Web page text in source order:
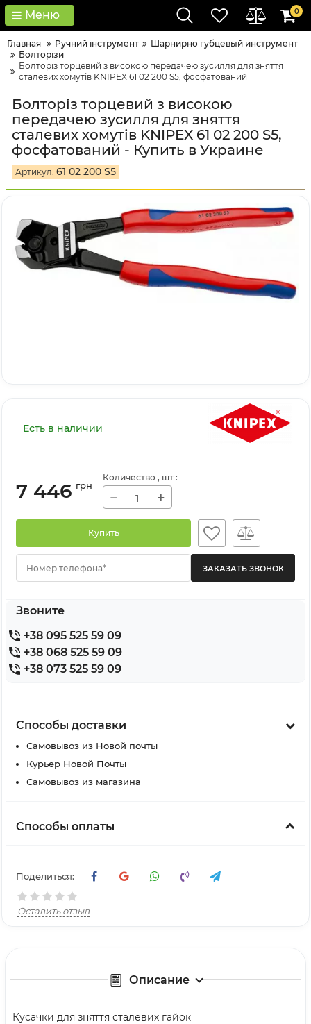
Меню 0
Главная Ручний інструмент
Шарнирно губцевый инструмент
Болторізи
Болторіз торцевий з високою передачею зусилля для зняття
сталевих хомутів KNIPEX 61 02 200 S5, фосфатований
Болторіз торцевий з високою
передачею зусилля для зняття
сталевих хомутів KNIPEX 61 02 200 S5,
фосфатований - Купить в Украине
Артикул: 61 02 200 S5
Есть в наличии
7 446 грн
Количество , шт :
− +
Купить
Номер телефона*
Звоните
+38 095 525 59 09
+38 068 525 59 09
+38 073 525 59 09
Способы доставки
Самовывоз из Новой почты
Курьер Новой Почты
Самовывоз из магазина
Способы оплаты
Поделиться:
Оставить отзыв
Описание
Кусачки для зняття сталевих гайок